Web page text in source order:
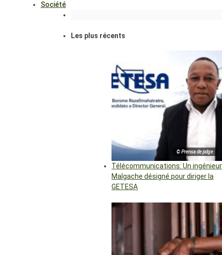
Société
Les plus récents
© Prensa de pdge
Télécommunications: Un ingénieur
Malgache désigné pour diriger la
GETESA